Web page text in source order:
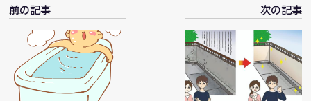
前の記事 次の記事